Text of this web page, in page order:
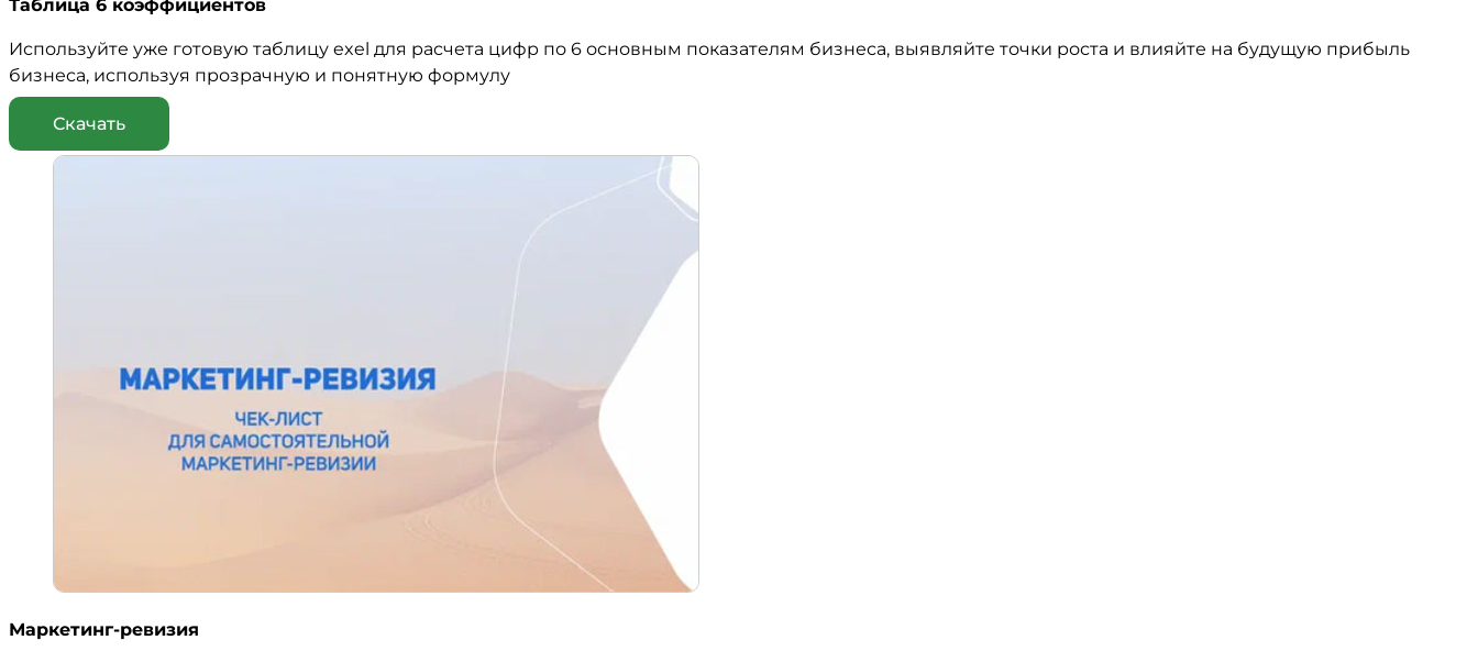
Таблица 6 коэффициентов
Используйте уже готовую таблицу exel для расчета цифр по 6 основным показателям бизнеса, выявляйте точки роста и влияйте на будущую прибыль
бизнеса, используя прозрачную и понятную формулу
Скачать
Маркетинг-ревизия